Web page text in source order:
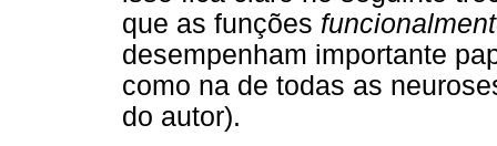
que as funções
desempenham importante
como na de todas as
do autor).